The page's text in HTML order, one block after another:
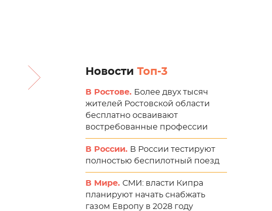
Новости Топ-3
В Ростове. Более двух тысяч
жителей Ростовской области
бесплатно осваивают
востребованные профессии
В России. В России тестируют
полностью беспилотный поезд
В Мире. СМИ: власти Кипра
планируют начать снабжать
газом Европу в 2028 году